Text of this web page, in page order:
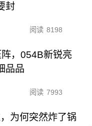
封
阅读 8198
，054B新锐亮
品品
阅读 7993
为何突然炸了锅